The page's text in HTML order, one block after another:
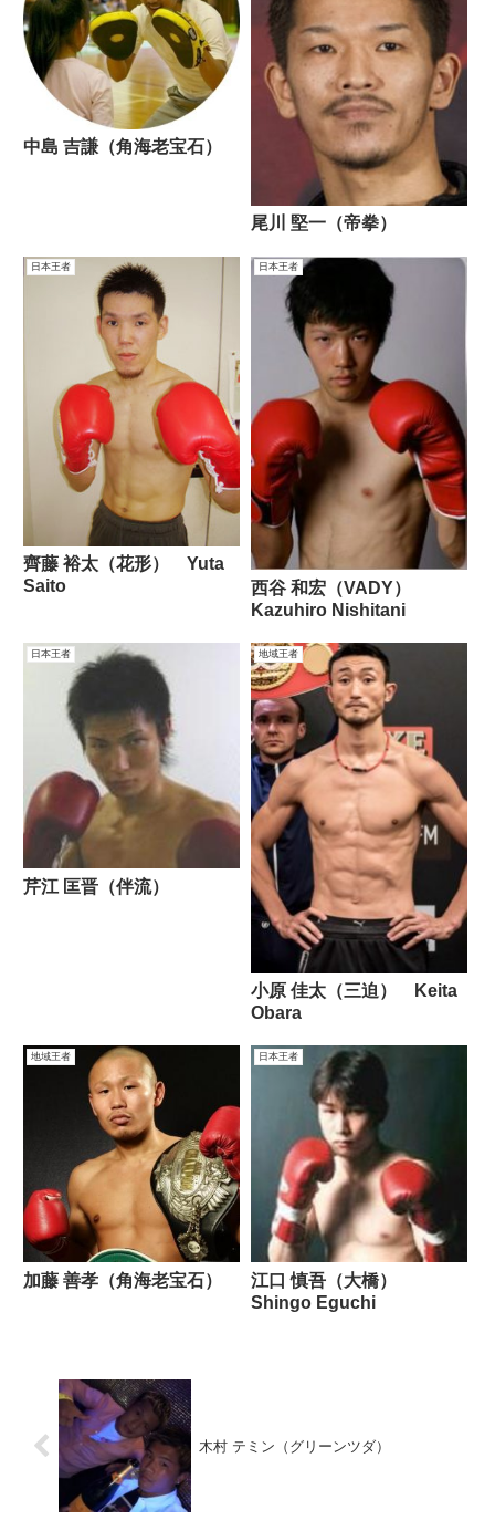
中島 吉謙（角海老宝石）
尾川 堅一（帝拳）
日本王者
齊藤 裕太（花形） Yuta
Saito
日本王者
西谷 和宏（VADY）
Kazuhiro Nishitani
日本王者
芹江 匡晋（伴流）
地域王者
小原 佳太（三迫） Keita
Obara
地域王者
加藤 善孝（角海老宝石）
日本王者
江口 慎吾（大橋）
Shingo Eguchi
木村 テミン（グリーンツダ）